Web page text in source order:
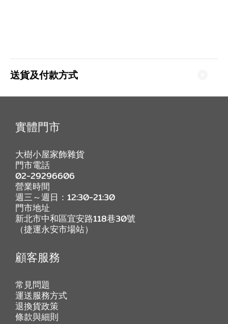
送貨及付款方式
實體門市
大樹小屋家飾雜貨
門市電話
02-29296606
營業時間
週三～週日：12:30-21:30
門市地址
新北市中和區宜安路118巷30號
（捷運永安市場站）
顧客服務
常見問題
運送服務方式
退換貨政策
條款與細則